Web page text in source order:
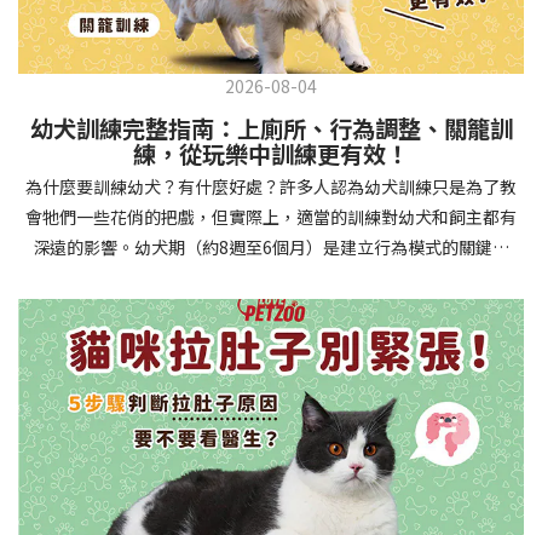
2026-08-04
幼犬訓練完整指南：上廁所、行為調整、關籠訓
練，從玩樂中訓練更有效！
為什麼要訓練幼犬？有什麼好處？許多人認為幼犬訓練只是為了教
會牠們一些花俏的把戲，但實際上，適當的訓練對幼犬和飼主都有
深遠的影響。幼犬期（約8週至6個月）是建立行為模式的關鍵時
的行為問題，並建立人犬間的健康關係。 建立安全健康的生活環境
透過基礎訓練，幼犬能學會家居規則，避免危險行為和破壞家具。
像是「不」和「放下」等指令可以阻止幼犬咬電線或誤食有害物
質，有效降低居家意外風險。規律的如廁訓練則能養成良好衛生習
慣，讓家中環境保持乾淨舒適。增強溝通與信任關係訓練過程就像
建立一種共同語言，幫助你和幼犬更好地理解彼此。當幼犬學會回
應你的指令，不只增加了互動機會，也建立了主人作為領導者的地
位。正向獎勵式訓練更能培養幼犬對你的信任感，強化情感連結，